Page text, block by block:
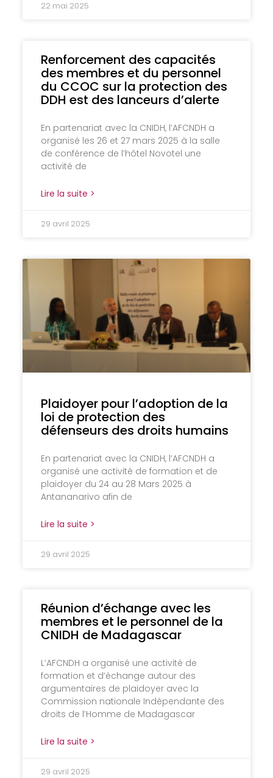
22 mai 2025
Renforcement des capacités
des membres et du personnel
du CCOC sur la protection des
DDH est des lanceurs d’alerte
En partenariat avec la CNIDH, l’AFCNDH a
organisé les 26 et 27 mars 2025 à la salle
de conférence de l’hôtel Novotel une
activité de
Lire la suite >
29 avril 2025
Plaidoyer pour l’adoption de la
loi de protection des
défenseurs des droits humains
En partenariat avec la CNIDH, l’AFCNDH a
organisé une activité de formation et de
plaidoyer du 24 au 28 Mars 2025 à
Antananarivo afin de
Lire la suite >
29 avril 2025
Réunion d’échange avec les
membres et le personnel de la
CNIDH de Madagascar
L’AFCNDH a organisé une activité de
formation et d’échange autour des
argumentaires de plaidoyer avec la
Commission nationale Indépendante des
droits de l’Homme de Madagascar
Lire la suite >
29 avril 2025